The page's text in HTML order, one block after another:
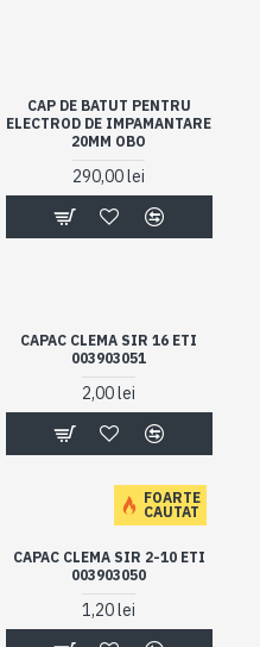
CAP DE BATUT PENTRU
ELECTROD DE IMPAMANTARE
20MM OBO
290,00 lei
CAPAC CLEMA SIR 16 ETI
003903051
2,00 lei
FOARTE
CAUTAT
CAPAC CLEMA SIR 2-10 ETI
003903050
1,20 lei